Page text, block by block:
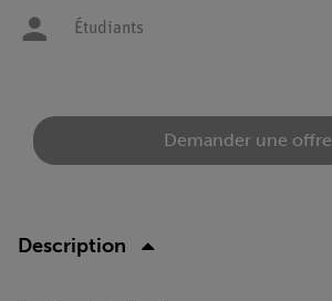
Étudiants
Demander une offre
Description